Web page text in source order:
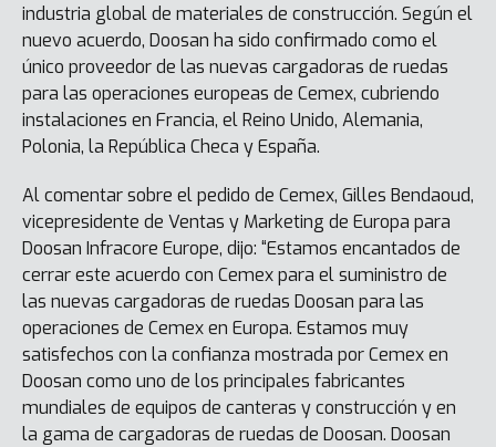
industria global de materiales de construcción. Según el
nuevo acuerdo, Doosan ha sido confirmado como el
único proveedor de las nuevas cargadoras de ruedas
para las operaciones europeas de Cemex, cubriendo
instalaciones en Francia, el Reino Unido, Alemania,
Polonia, la República Checa y España.
Al comentar sobre el pedido de Cemex, Gilles Bendaoud,
vicepresidente de Ventas y Marketing de Europa para
Doosan Infracore Europe, dijo: “Estamos encantados de
cerrar este acuerdo con Cemex para el suministro de
las nuevas cargadoras de ruedas Doosan para las
operaciones de Cemex en Europa. Estamos muy
satisfechos con la confianza mostrada por Cemex en
Doosan como uno de los principales fabricantes
mundiales de equipos de canteras y construcción y en
la gama de cargadoras de ruedas de Doosan. Doosan